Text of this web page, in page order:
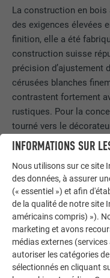
La construction en bois
des exigences élevées
finition, elle a été
construction suisse
précision d’ajustement
cérusées blanches
contrastent fortement
rustiques. Pour la
tourné vers le
Łódź qui a apporté à la
INFORMATIONS SUR
Nous utilisons sur ce site
des données, à assurer
(« essentiel ») et afin
de la qualité de notre site
américains compris) »).
marketing et avons
médias externes
autoriser les catégories
sélectionnés en cliquant